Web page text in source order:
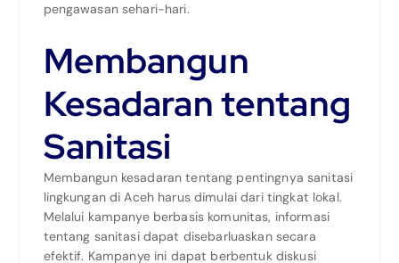
pengawasan sehari-hari.
Membangun
Kesadaran tentang
Sanitasi
Membangun kesadaran tentang pentingnya sanitasi
lingkungan di Aceh harus dimulai dari tingkat lokal.
Melalui kampanye berbasis komunitas, informasi
tentang sanitasi dapat disebarluaskan secara
efektif. Kampanye ini dapat berbentuk diskusi